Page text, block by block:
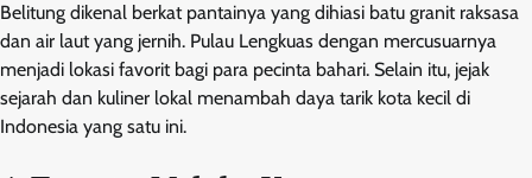
Belitung dikenal berkat pantainya yang dihiasi batu granit raksasa
dan air laut yang jernih. Pulau Lengkuas dengan mercusuarnya
menjadi lokasi favorit bagi para pecinta bahari. Selain itu, jejak
sejarah dan kuliner lokal menambah daya tarik kota kecil di
Indonesia yang satu ini.